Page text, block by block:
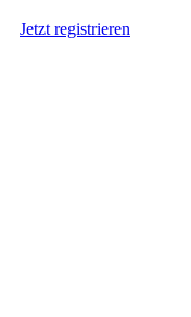
Jetzt registrieren